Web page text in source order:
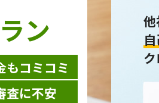
ン
もコミコミ
査に不安